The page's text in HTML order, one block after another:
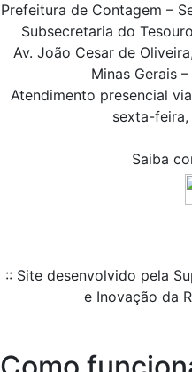
Prefeitura de Contagem –
Subsecretaria do
Av. João Cesar de
Minas Gerais
Atendimento presencial via
sexta-feira,
Saiba
:: Site desenvolvido pela
e Inovação da